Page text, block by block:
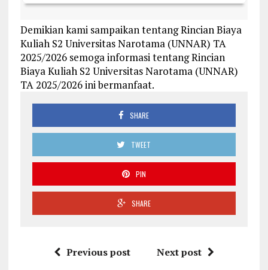
Demikian kami sampaikan tentang Rincian Biaya
Kuliah S2 Universitas Narotama (UNNAR) TA
2025/2026 semoga informasi tentang Rincian
Biaya Kuliah S2 Universitas Narotama (UNNAR)
TA 2025/2026 ini bermanfaat.
SHARE
TWEET
PIN
SHARE
Previous post Next post